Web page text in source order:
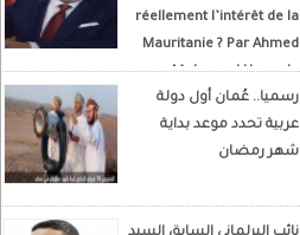
réellement l’intérêt de la
Mauritanie ? Par Ahmed
Mohamed Hamada
Écrivain et analyste
politique
رسميا.. عُمان أول دولة
عربية تحدد موعد بداية
شهر رمضان